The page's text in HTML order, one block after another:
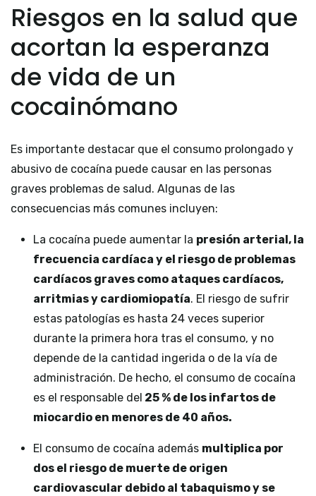
Riesgos en la salud que
acortan la esperanza
de vida de un
cocainómano
Es importante destacar que el consumo prolongado y
abusivo de cocaína puede causar en las personas
graves problemas de salud. Algunas de las
consecuencias más comunes incluyen:
La cocaína puede aumentar la presión arterial, la
frecuencia cardíaca y el riesgo de problemas
cardíacos graves como ataques cardíacos,
arritmias y cardiomiopatía. El riesgo de sufrir
estas patologías es hasta 24 veces superior
durante la primera hora tras el consumo, y no
depende de la cantidad ingerida o de la vía de
administración. De hecho, el consumo de cocaína
es el responsable del 25 % de los infartos de
miocardio en menores de 40 años.
El consumo de cocaína además multiplica por
dos el riesgo de muerte de origen
cardiovascular debido al tabaquismo y se